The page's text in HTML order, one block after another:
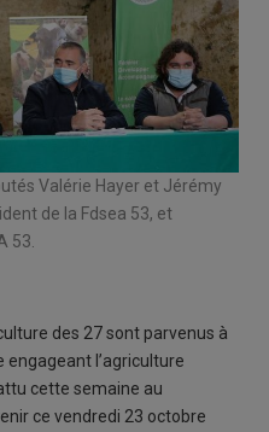
Valérie Hayer et Jérémy
de la Fdsea 53, et
53.
des 27 sont parvenus à
engageant l’agriculture
cette semaine au
ce vendredi 23 octobre